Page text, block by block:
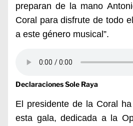
preparan de la mano
Coral para disfrute de todo
a este género musical”.
Declaraciones Sole Raya
El presidente de la Coral
esta gala, dedicada a la